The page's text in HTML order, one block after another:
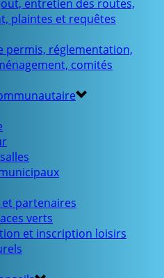
entretien des routes,
plaintes et requêtes
permis, réglementation,
comités
partenaires
verts
et inscription loisirs